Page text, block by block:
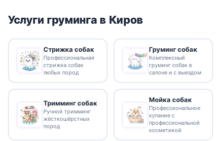
Услуги груминга в Киров
Стрижка собак
Профессиональная
стрижка собак
любых пород
Груминг собак
Комплексный
груминг собак в
салоне и с выездом
Тримминг собак
Ручной тримминг
жёсткошёрстных
пород
Мойка собак
Профессиональное
купание с
профессиональной
косметикой